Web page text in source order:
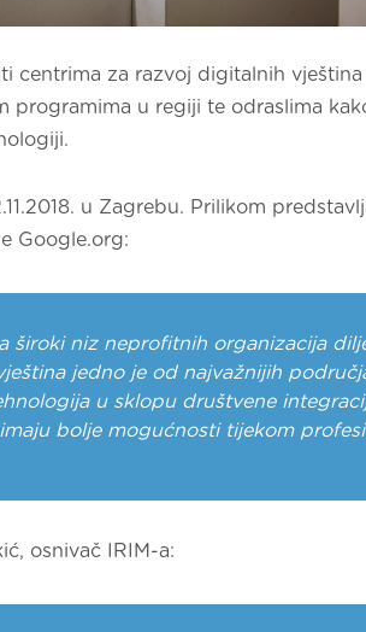
centrima za razvoj digitalnih
programima u regiji te odraslima
u Zagrebu. Prilikom
Google.org:
široki niz neprofitnih organizacija
jedno je od najvažnijih
u sklopu društvene
bolje mogućnosti tijekom
osnivač IRIM-a: